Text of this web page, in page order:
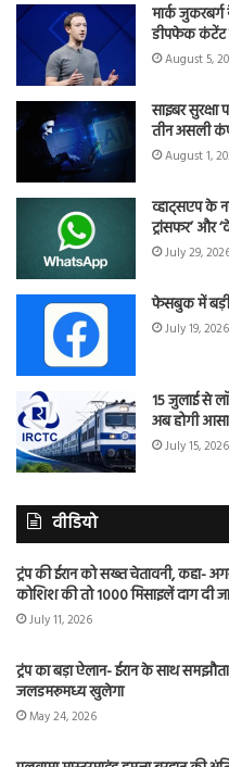
मार्क
डीपफेक कंटेंट
August 5,
साइबर
तीन असली
August 1,
व्हाट्सएप के
ट्रांसफर’ और
July 29,
फेसबुक में बड़ी
July 19, 2026
15 जुलाई से
अब होगी
July 15, 2026
वीडियो
ट्रंप की ईरान को सख्त चेतावनी, कहा-
कोशिश की तो 1000 मिसाइलें दाग दी
July 11, 2026
ट्रंप का बड़ा ऐलान- ईरान के साथ
जलडमरूमध्य खुलेगा
May 24, 2026